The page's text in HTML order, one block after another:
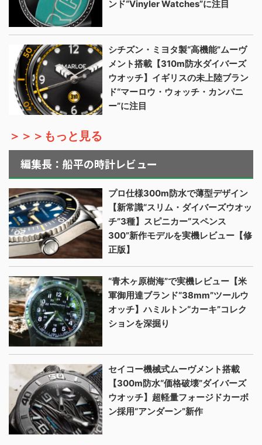
ンド“Vinyler Watches”に注目
シチズン・ミヨタ製“高機能”ムーヴ
メント搭載【310m防水ダイバーズ
ウオッチ】イギリスの未上陸ブラン
ド“マーロウ・ウォッチ・カンパニ
ー”に注目
＞＞＞もっと見る
編集長：船平の時計レビュー
プロ仕様300m防水で薄型デザイン
【新常識“スリム・ダイバーズウオッ
チ”3種】スピニカー“スペンス
300”新作モデルを実機レビュー【修
正版】
“青木ヶ原樹海”で実機レビュー【米
軍御用達ブランド“38mm”ツールウ
オッチ】ハミルトン“カーキ”コレク
ションを深掘り
セイコー機械式ムーヴメント搭載
【300m防水“価格破壊”ダイバーズ
ウオッチ】超軽量フォージドカーボ
ン採用“アンダーン”新作